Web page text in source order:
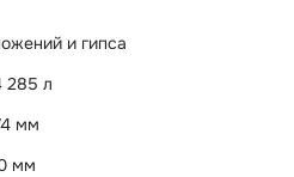
и гипса
285 л
мм
мм